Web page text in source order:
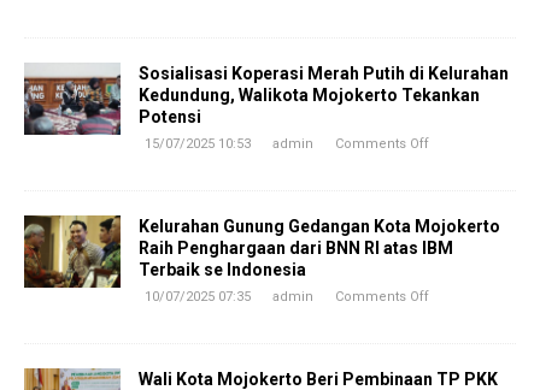
Sosialisasi Koperasi Merah Putih di Kelurahan
Kedundung, Walikota Mojokerto Tekankan
Potensi
15/07/2025 10:53 admin Comments Off
Kelurahan Gunung Gedangan Kota Mojokerto
Raih Penghargaan dari BNN RI atas IBM
Terbaik se Indonesia
10/07/2025 07:35 admin Comments Off
Wali Kota Mojokerto Beri Pembinaan TP PKK